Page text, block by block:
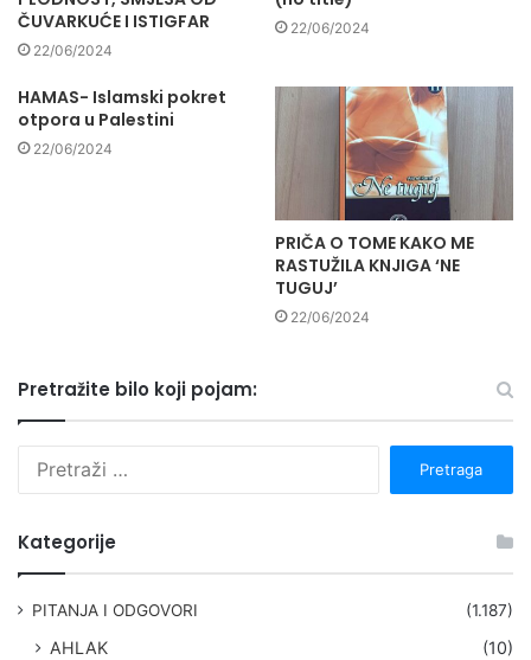
ČUVARKUĆE I ISTIGFAR
22/06/2024
22/06/2024
HAMAS- Islamski pokret
otpora u Palestini
22/06/2024
PRIČA O TOME KAKO ME
RASTUŽILA KNJIGA ‘NE
TUGUJ’
22/06/2024
Pretražite bilo koji pojam:
Kategorije
PITANJA I ODGOVORI (1.187)
AHLAK
(10)